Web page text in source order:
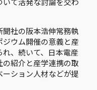
社の阪本浩伸常務執
ウム開催の意義と産
、続いて、日本電産
紹介と産学連携の取
ション人材などが提